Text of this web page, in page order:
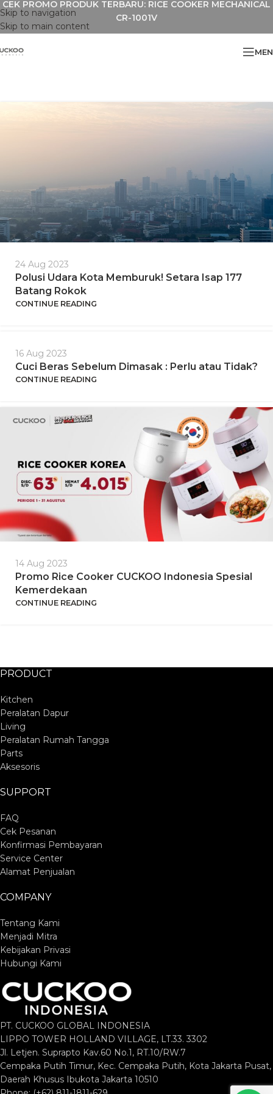
Skip to navigation
Skip to main content
CEK PROMO PRODUK TERBARU: RICE COOKER MECHANICAL
CR-1001V
24 Aug 2023
Polusi Udara Kota Memburuk! Setara Isap 177
Batang Rokok
CONTINUE READING
16 Aug 2023
Cuci Beras Sebelum Dimasak : Perlu atau Tidak?
CONTINUE READING
14 Aug 2023
Promo Rice Cooker CUCKOO Indonesia Spesial
Kemerdekaan
CONTINUE READING
PRODUCT
Kitchen
Peralatan Dapur
Living
Peralatan Rumah Tangga
Parts
Aksesoris
SUPPORT
FAQ
Cek Pesanan
Konfirmasi Pembayaran
Service Center
Alamat Penjualan
COMPANY
Tentang Kami
Menjadi Mitra
Kebijakan Privasi
Hubungi Kami
PT. CUCKOO GLOBAL INDONESIA
LIPPO TOWER HOLLAND VILLAGE, LT.33. 3302
Jl. Letjen. Suprapto Kav.60 No.1, RT.10/RW.7
Cempaka Putih Timur, Kec. Cempaka Putih, Kota Jakarta Pusat,
Daerah Khusus Ibukota Jakarta 10510